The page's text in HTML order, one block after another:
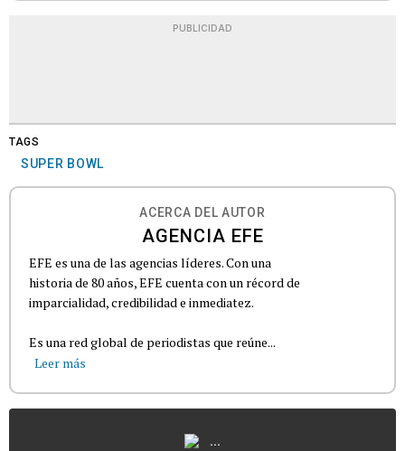
PUBLICIDAD
TAGS
SUPER BOWL
ACERCA DEL AUTOR
AGENCIA EFE
EFE es una de las agencias líderes. Con una
historia de 80 años, EFE cuenta con un récord de
imparcialidad, credibilidad e inmediatez.
Es una red global de periodistas que reúne...
Leer más
...